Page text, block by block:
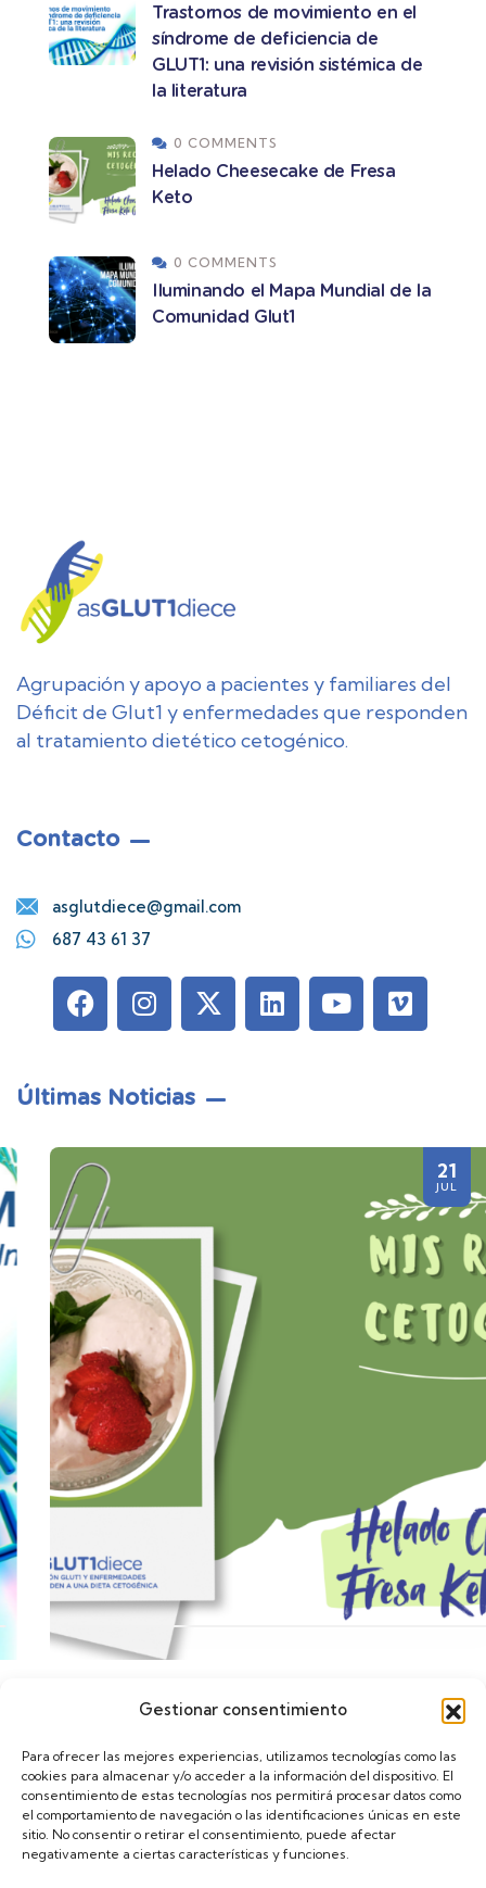
Gestionar consentimiento
Para ofrecer las mejores experiencias, utilizamos tecnologías como las
cookies para almacenar y/o acceder a la información del dispositivo. El
consentimiento de estas tecnologías nos permitirá procesar datos como
el comportamiento de navegación o las identificaciones únicas en este
sitio. No consentir o retirar el consentimiento, puede afectar
negativamente a ciertas características y funciones.
Trastornos de movimiento en el
síndrome de deficiencia de
GLUT1: una revisión sistémica de
la literatura
0 COMMENTS
Helado Cheesecake de Fresa
Keto
0 COMMENTS
Iluminando el Mapa Mundial de la
Comunidad Glut1
Agrupación y apoyo a pacientes y familiares del
Déficit de Glut1 y enfermedades que responden
al tratamiento dietético cetogénico.
Contacto
asglutdiece@gmail.com
687 43 61 37
Últimas Noticias